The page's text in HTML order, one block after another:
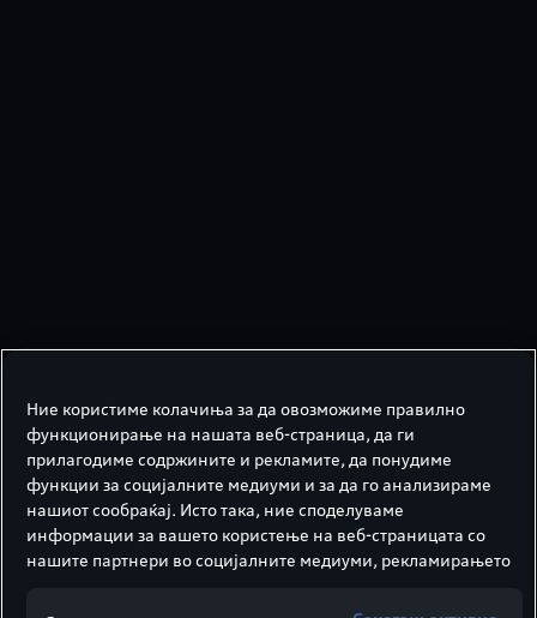
Приклучниот хибрид управува со
балансирањето помеѓу два погонски
света со електричен мотор и мотор со
согорување. За да се разликува од
другите хибриди, батеријата не само што
Ние користиме колачиња за да овозможиме правилно
функционирање на нашата веб-страница, да ги
прилагодиме содржините и рекламите, да понудиме
функции за социјалните медиуми и за да го анализираме
нашиот сообраќај. Исто така, ние споделуваме
информации за вашето користење на веб-страницата со
нашите партнери во социјалните медиуми, рекламирањето